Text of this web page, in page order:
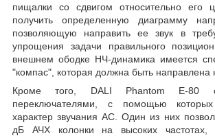
пищалки со сдвигом относительно его
получить определенную диаграмму
позволяющую направить ее звук в
упрощения задачи правильного
внешнем ободке НЧ-динамика имеется
"компас", которая должна быть направлена
Кроме того, DALI Phantom E-80
переключателями, с помощью
характер звучания АС. Один из них
дБ АЧХ колонки на высоких